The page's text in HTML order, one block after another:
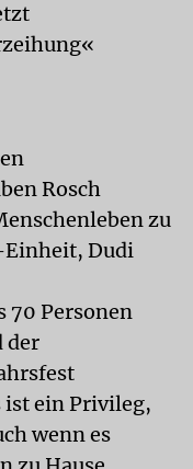
Rosch
zu
Einheit, Dudi
70 Personen
der
ist ein Privileg,
wenn es